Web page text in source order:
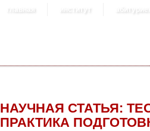
главная институт
НАУЧНАЯ СТАТЬЯ:
ПРАКТИКА